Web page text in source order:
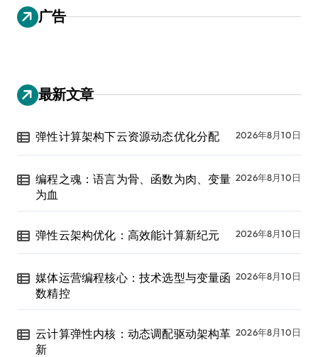
广告
最新文章
弹性计算架构下云资源动态优化分配 2026年8月10日
编程之魂：语言为骨、函数为肉、变量
为血
2026年8月10日
弹性云架构优化：高效能计算新纪元 2026年8月10日
媒体运营编程核心：技术选型与变量函
数精控
2026年8月10日
云计算弹性内核：动态调配驱动架构革
新
2026年8月10日